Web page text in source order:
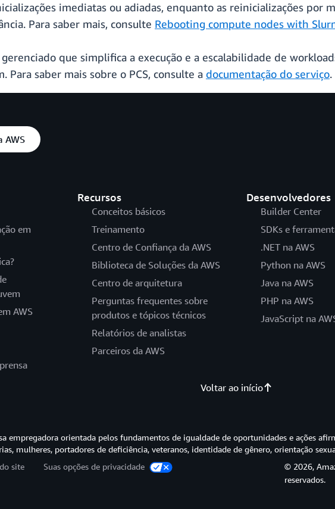
imediatas ou adiadas, enquanto as reinicializações por
Para saber mais, consulte Rebooting compute nodes with
gerenciado que simplifica a execução e a escalabilidade de
Para saber mais sobre o PCS, consulte a documentação do serviço.
AWS
em
AWS
Recursos
Conceitos básicos
Treinamento
Centro de Confiança da AWS
Biblioteca de Soluções da AWS
Centro de arquitetura
Perguntas frequentes sobre
produtos e tópicos técnicos
Relatórios de analistas
Parceiros da AWS
Desenvolvedores
Builder Center
SDKs e
.NET na AWS
Python na AWS
Java na AWS
PHP na AWS
JavaScript na
Voltar ao início
empregadora orientada pelos fundamentos de igualdade de oportunidades e ações
mulheres, portadores de deficiência, veteranos, identidade de gênero, orientação
site
Suas opções de privacidade
© 2026,
reservados.